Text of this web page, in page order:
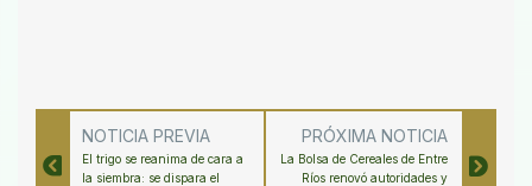
NOTICIA PREVIA
El trigo se reanima de cara a
la siembra: se dispara el
PRÓXIMA NOTICIA
La Bolsa de Cereales de Entre
Ríos renovó autoridades y